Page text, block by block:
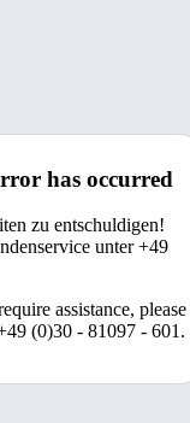
has occurred
zu entschuldigen!
unter +49
assistance, please
(0)30 - 81097 - 601.